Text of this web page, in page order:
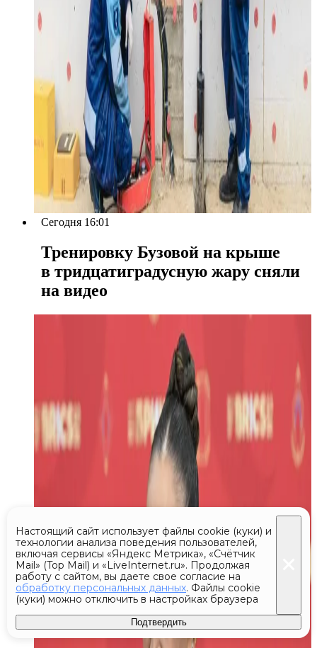
Сегодня 16:01
Тренировку Бузовой на крыше
в тридцатиградусную жару сняли
на видео
Настоящий сайт использует файлы cookie (куки) и
технологии анализа поведения пользователей,
включая сервисы «Яндекс Метрика», «Счётчик
Mail» (Top Mail) и «LiveInternet.ru». Продолжая
работу с сайтом, вы даете свое согласие на
обработку персональных данных. Файлы cookie
(куки) можно отключить в настройках браузера
Подтвердить